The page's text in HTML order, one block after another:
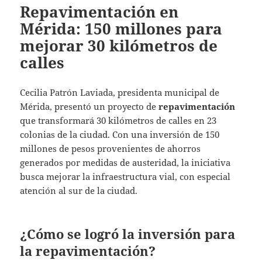
Repavimentación en
Mérida: 150 millones para
mejorar 30 kilómetros de
calles
Cecilia Patrón Laviada, presidenta municipal de
Mérida, presentó un proyecto derepavimentación
que transformará 30 kilómetros de calles en 23
colonias de la ciudad. Con una inversión de 150
millones de pesos provenientes de ahorros
generados por medidas de austeridad, la iniciativa
busca mejorar la infraestructura vial, con especial
atención al sur de la ciudad.
¿Cómo se logró la inversión para
la repavimentación?